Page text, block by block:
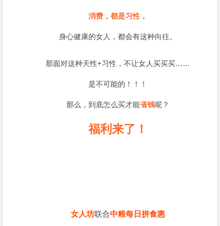
消费，都是习性，
身心健康的女人，都会有这种向往。
那面对这种天性+习性，不让女人买买买……
是不可能的！！！
那么，到底怎么买才能省钱呢？
福利来了！
女人坊联合中粮每日拼食惠